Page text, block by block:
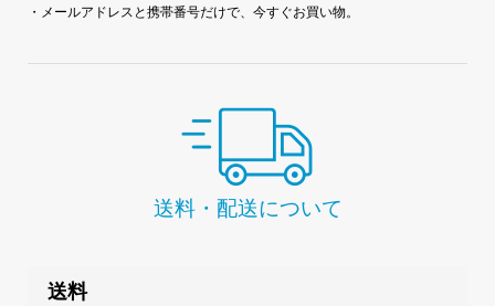
・メールアドレスと携帯番号だけで、今すぐお買い物。
送料・配送について
送料